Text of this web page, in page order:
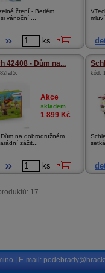
čtení - Betlém
vánoční ...
ks
42408 - Dům na...
,
Akce
skladem
1 899 Kč
na dobrodružném
zážit...
ks
kód:
17
| E-mail: